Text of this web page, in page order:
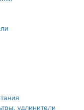
удлинители